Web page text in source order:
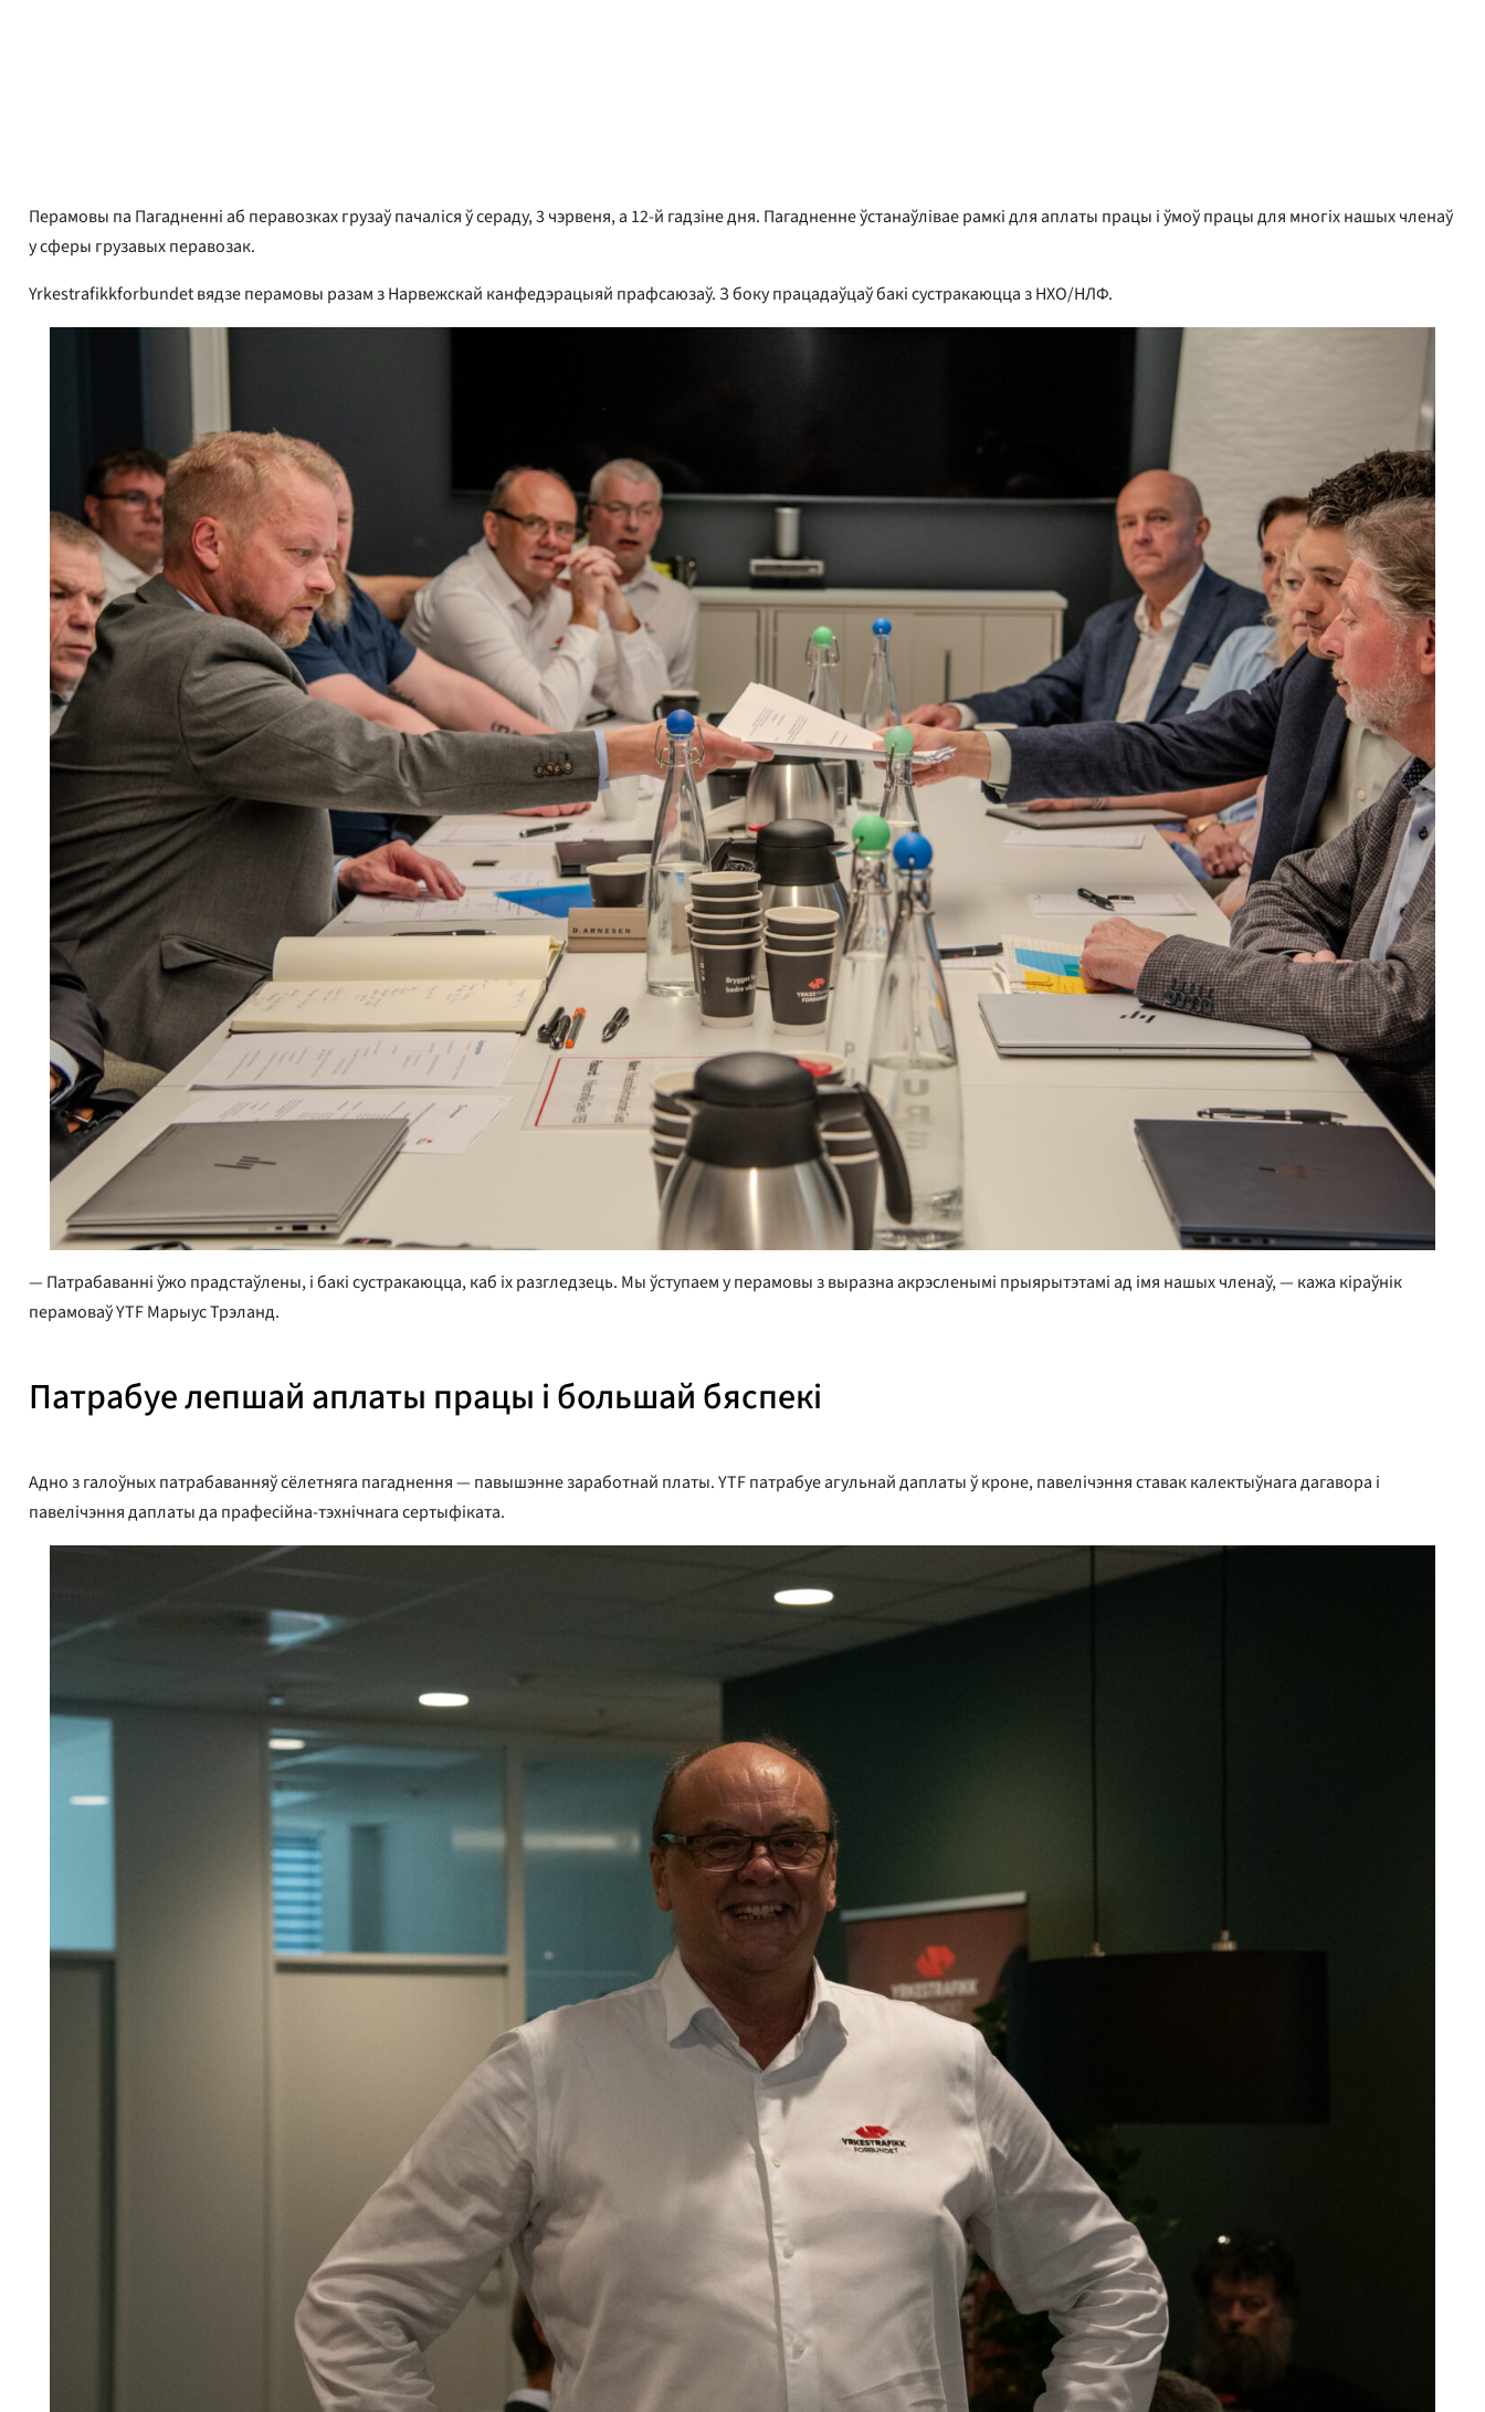
Перамовы па Пагадненні аб перавозках грузаў пачаліся ў сераду, 3 чэрвеня, а 12-й гадзіне дня. Пагадненне ўстанаўлівае рамкі для аплаты працы і ўмоў працы для многіх нашых членаў
у сферы грузавых перавозак.
Yrkestrafikkforbundet вядзе перамовы разам з Нарвежскай канфедэрацыяй прафсаюзаў. З боку працадаўцаў бакі сустракаюцца з НХО/НЛФ.
— Патрабаванні ўжо прадстаўлены, і бакі сустракаюцца, каб іх разгледзець. Мы ўступаем у перамовы з выразна акрэсленымі прыярытэтамі ад імя нашых членаў, — кажа кіраўнік
перамоваў YTF Марыус Трэланд.
Патрабуе лепшай аплаты працы і большай бяспекі
Адно з галоўных патрабаванняў сёлетняга пагаднення — павышэнне заработнай платы. YTF патрабуе агульнай даплаты ў кроне, павелічэння ставак калектыўнага дагавора і
павелічэння даплаты да прафесійна-тэхнічнага сертыфіката.